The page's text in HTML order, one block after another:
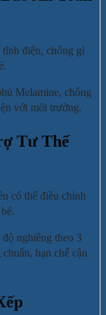
điện, chống gỉ
Melamine, chống
với môi trường.
Tư Thế
có thể điều chỉnh
nghiêng theo 3
hạn chế cận